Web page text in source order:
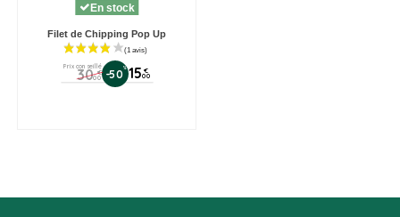
En stock
Filet de Chipping Pop Up
Prix conseillé
30 €
00 -50 % 15 €
00